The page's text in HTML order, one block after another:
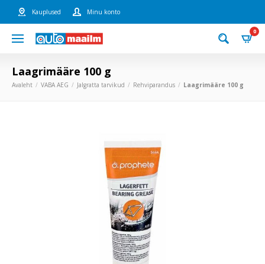
Kauplused Minu konto
0
Laagrimääre 100 g
Avaleht VABA AEG Jalgratta tarvikud Rehviparandus Laagrimääre 100 g